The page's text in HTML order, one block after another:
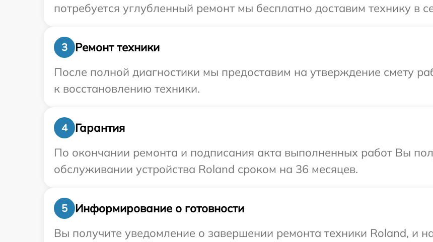
потребуется углубленный ремонт мы бесплатно доставим технику в
3
Ремонт техники
После полной диагностики мы предоставим на утверждение смету
к восстановлению техники.
4
Гарантия
По окончании ремонта и подписания акта выполненных работ Вы
обслуживании устройства Roland сроком на 36 месяцев.
5
Информирование о готовности
Вы получите уведомление о завершении ремонта техники Roland, и